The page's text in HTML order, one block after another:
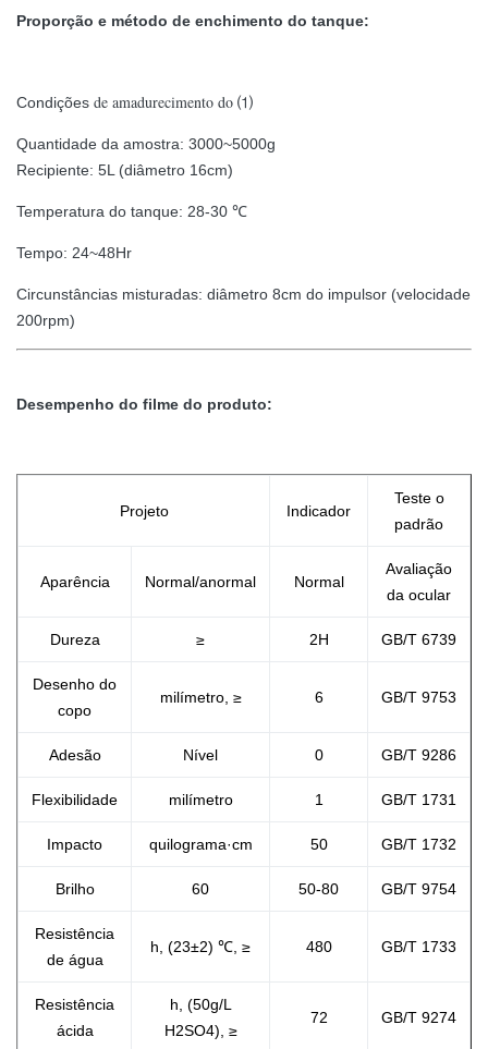
Proporção e método de enchimento do tanque:
Condições de amadurecimento do ⑴
Quantidade da amostra: 3000~5000g
Recipiente: 5L (diâmetro 16cm)
Temperatura do tanque: 28-30 ℃
Tempo: 24~48Hr
Circunstâncias misturadas: diâmetro 8cm do impulsor (velocidade
200rpm)
Desempenho do filme do produto:
Projeto Indicador
Teste o
padrão
Aparência Normal/anormal Normal
Avaliação
da ocular
Dureza ≥ 2H GB/T 6739
Desenho do
copo
milímetro, ≥ 6 GB/T 9753
Adesão Nível 0 GB/T 9286
Flexibilidade milímetro 1 GB/T 1731
Impacto quilograma·cm 50 GB/T 1732
Brilho 60 50-80 GB/T 9754
Resistência
de água
h, (23±2) ℃, ≥ 480 GB/T 1733
Resistência
ácida
h, (50g/L
H2SO4), ≥
72 GB/T 9274